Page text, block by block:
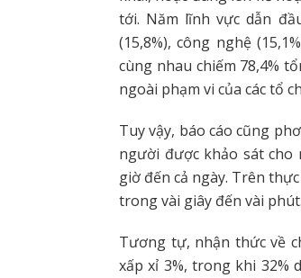
tới. Năm lĩnh vực dẫn
(15,8%), công nghệ
cùng nhau chiếm 78,4%
ngoài phạm vi của các tổ
Tuy vậy, báo cáo cũng
người được khảo sát cho
giờ đến cả ngày. Trên
trong vài giây đến vài phút.
Tương tự, nhận thức về
xấp xỉ 3%, trong khi 32%